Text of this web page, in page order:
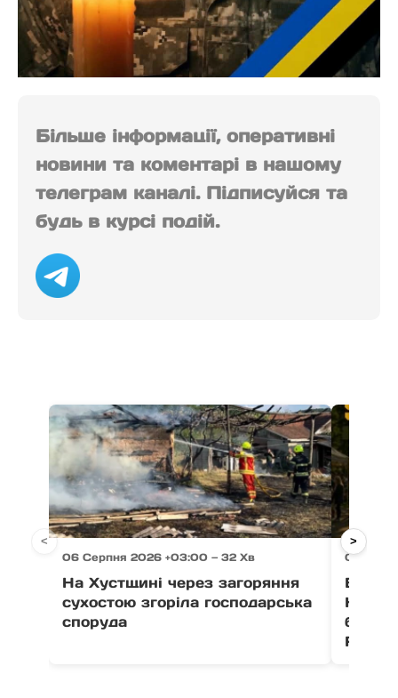
Більше інформації, оперативні
новини та коментарі в нашому
телеграм каналі. Підписуйся та
будь в курсі подій.
06 Серпня 2026 +03:00 — 32 Хв
На Хустщині через загоряння
сухостою згоріла господарська
споруда
06
В
Fest
< >